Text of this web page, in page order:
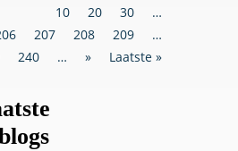
10
20 30
…
207 208 209
…
240 … » Laatste »